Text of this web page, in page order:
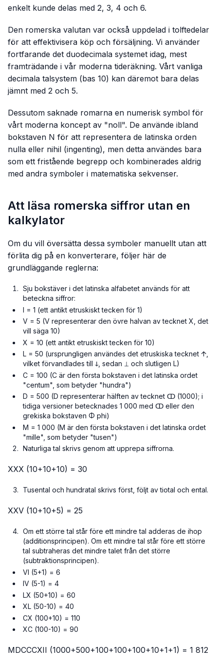
enkelt kunde delas med 2, 3, 4 och 6.
Den romerska valutan var också uppdelad i tolftedelar
för att effektivisera köp och försäljning. Vi använder
fortfarande det duodecimala systemet idag, mest
framträdande i vår moderna tideräkning. Vårt vanliga
decimala talsystem (bas 10) kan däremot bara delas
jämnt med 2 och 5.
Dessutom saknade romarna en numerisk symbol för
vårt moderna koncept av "noll". De använde ibland
bokstaven N för att representera de latinska orden
nulla eller nihil (ingenting), men detta användes bara
som ett fristående begrepp och kombinerades aldrig
med andra symboler i matematiska sekvenser.
Att läsa romerska siffror utan en
kalkylator
Om du vill översätta dessa symboler manuellt utan att
förlita dig på en konverterare, följer här de
grundläggande reglerna:
Sju bokstäver i det latinska alfabetet används för att
beteckna siffror:
I = 1 (ett antikt etruskiskt tecken för 1)
V = 5 (V representerar den övre halvan av tecknet X, det
vill säga 10)
X = 10 (ett antikt etruskiskt tecken för 10)
L = 50 (ursprungligen användes det etruskiska tecknet 𐌣,
vilket förvandlades till ↆ, sedan ⊥ och slutligen L)
C = 100 (C är den första bokstaven i det latinska ordet
"centum", som betyder "hundra")
D = 500 (D representerar hälften av tecknet ↀ (1000); i
tidiga versioner betecknades 1 000 med ↀ eller den
grekiska bokstaven Φ phi)
M = 1 000 (M är den första bokstaven i det latinska ordet
"mille", som betyder "tusen")
Naturliga tal skrivs genom att upprepa siffrorna.
XXX (10+10+10) = 30
Tusental och hundratal skrivs först, följt av tiotal och ental.
XXV (10+10+5) = 25
Om ett större tal står före ett mindre tal adderas de ihop
(additionsprincipen). Om ett mindre tal står före ett större
tal subtraheras det mindre talet från det större
(subtraktionsprincipen).
VI (5+1) = 6
IV (5-1) = 4
LX (50+10) = 60
XL (50-10) = 40
CX (100+10) = 110
XC (100-10) = 90
MDCCCXII (1000+500+100+100+100+10+1+1) = 1 812